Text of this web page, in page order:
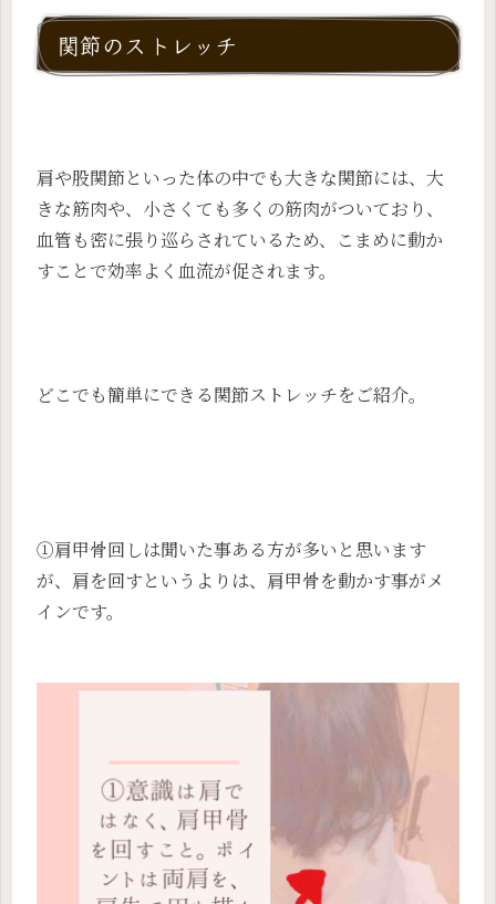
関節のストレッチ
肩や股関節といった体の中でも大きな関節には、大
きな筋肉や、小さくても多くの筋肉がついており、
血管も密に張り巡らされているため、こまめに動か
すことで効率よく血流が促されます。
どこでも簡単にできる関節ストレッチをご紹介。
①肩甲骨回しは聞いた事ある方が多いと思います
が、肩を回すというよりは、肩甲骨を動かす事がメ
インです。